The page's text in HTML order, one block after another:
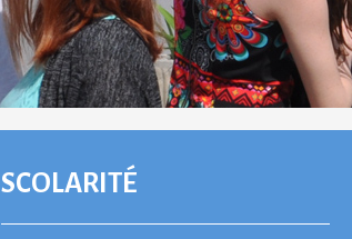
NAVIGATION
SCOLARITÉ